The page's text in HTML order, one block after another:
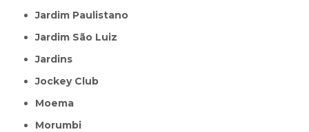
Jardim Paulistano
Jardim São Luiz
Jardins
Jockey Club
Moema
Morumbi